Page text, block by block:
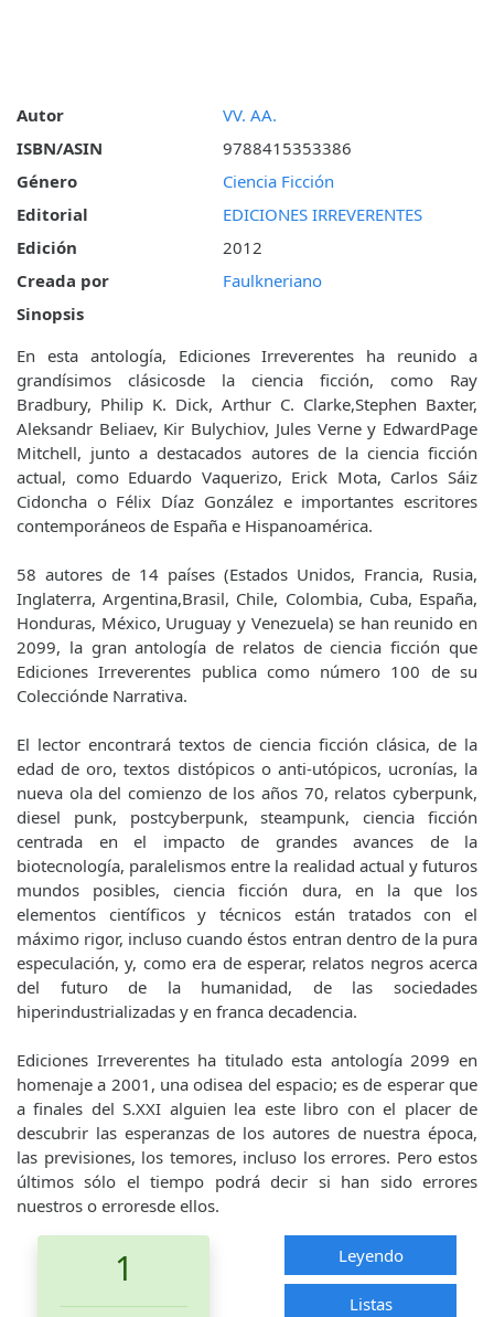
Autor
VV. AA.
ISBN/ASIN
9788415353386
Género
Ciencia Ficción
Editorial
EDICIONES IRREVERENTES
Edición
2012
Creada por
Faulkneriano
Sinopsis
En esta antología, Ediciones Irreverentes ha reunido a
grandísimos clásicosde la ciencia ficción, como Ray
Bradbury, Philip K. Dick, Arthur C. Clarke,Stephen Baxter,
Aleksandr Beliaev, Kir Bulychiov, Jules Verne y EdwardPage
Mitchell, junto a destacados autores de la ciencia ficción
actual, como Eduardo Vaquerizo, Erick Mota, Carlos Sáiz
Cidoncha o Félix Díaz González e importantes escritores
contemporáneos de España e Hispanoamérica.
58 autores de 14 países (Estados Unidos, Francia, Rusia,
Inglaterra, Argentina,Brasil, Chile, Colombia, Cuba, España,
Honduras, México, Uruguay y Venezuela) se han reunido en
2099, la gran antología de relatos de ciencia ficción que
Ediciones Irreverentes publica como número 100 de su
Colecciónde Narrativa.
El lector encontrará textos de ciencia ficción clásica, de la
edad de oro, textos distópicos o anti-utópicos, ucronías, la
nueva ola del comienzo de los años 70, relatos cyberpunk,
diesel punk, postcyberpunk, steampunk, ciencia ficción
centrada en el impacto de grandes avances de la
biotecnología, paralelismos entre la realidad actual y futuros
mundos posibles, ciencia ficción dura, en la que los
elementos científicos y técnicos están tratados con el
máximo rigor, incluso cuando éstos entran dentro de la pura
especulación, y, como era de esperar, relatos negros acerca
del futuro de la humanidad, de las sociedades
hiperindustrializadas y en franca decadencia.
Ediciones Irreverentes ha titulado esta antología 2099 en
homenaje a 2001, una odisea del espacio; es de esperar que
a finales del S.XXI alguien lea este libro con el placer de
descubrir las esperanzas de los autores de nuestra época,
las previsiones, los temores, incluso los errores. Pero estos
últimos sólo el tiempo podrá decir si han sido errores
nuestros o erroresde ellos.
1 Leyendo
Listas